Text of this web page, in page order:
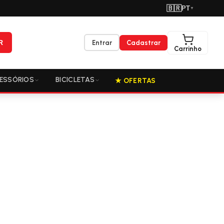
🇧🇷PT ▼
Entrar
Cadastrar
Carrinho
BICICLETAS ★ OFERTAS